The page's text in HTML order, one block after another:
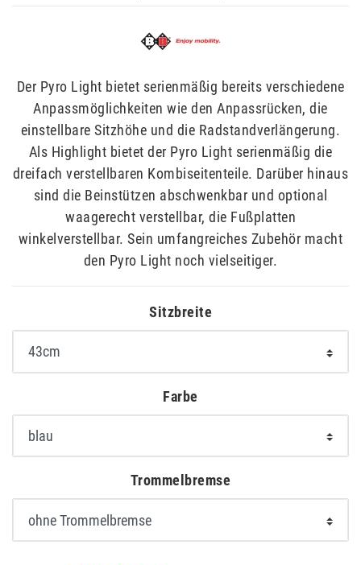
Der Pyro Light bietet serienmäßig bereits verschiedene
Anpassmöglichkeiten wie den Anpassrücken, die
einstellbare Sitzhöhe und die Radstandverlängerung.
Als Highlight bietet der Pyro Light serienmäßig die
dreifach verstellbaren Kombiseitenteile. Darüber hinaus
sind die Beinstützen abschwenkbar und optional
waagerecht verstellbar, die Fußplatten
winkelverstellbar. Sein umfangreiches Zubehör macht
den Pyro Light noch vielseitiger.
Sitzbreite
Farbe
Trommelbremse